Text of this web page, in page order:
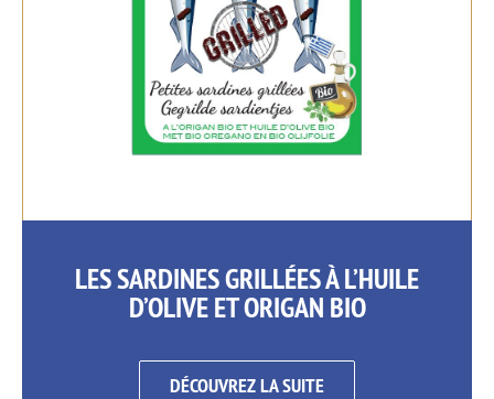
LES SARDINES GRILLÉES À L’HUILE
D’OLIVE ET ORIGAN BIO
DÉCOUVREZ LA SUITE